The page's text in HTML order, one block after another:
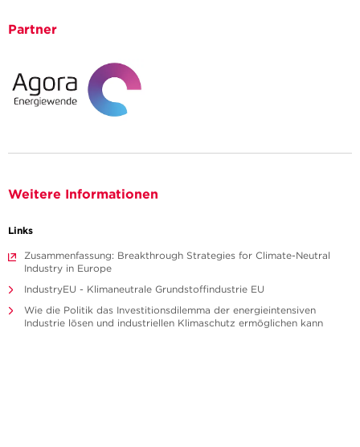
Partner
Weitere Informationen
Links
Zusammenfassung: Breakthrough Strategies for Climate-Neutral
Industry in Europe
IndustryEU - Klimaneutrale Grundstoffindustrie EU
Wie die Politik das Investitionsdilemma der energieintensiven
Industrie lösen und industriellen Klimaschutz ermöglichen kann